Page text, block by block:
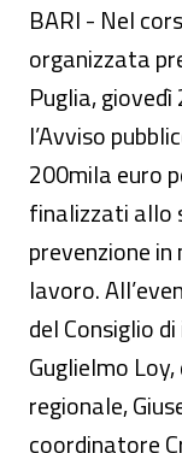
BARI - Nel
organizzata
Puglia,
l’Avviso
200mila euro
finalizzati allo
prevenzione
lavoro.
del Consiglio
Guglielmo
regionale,
coordinatore